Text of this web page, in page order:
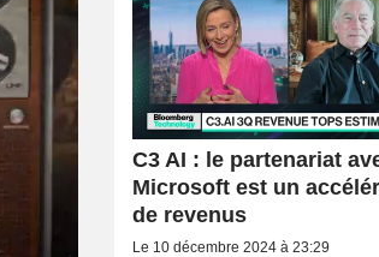
C3 AI : le partenariat
Microsoft est un
de revenus
Le 10 décembre 2024 à 23:29